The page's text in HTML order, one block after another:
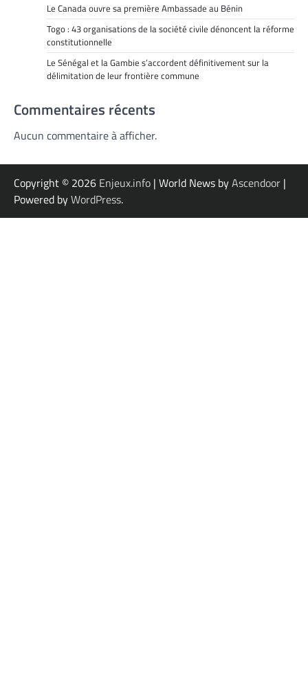
Le Canada ouvre sa première Ambassade au Bénin
Togo : 43 organisations de la société civile dénoncent la réforme
constitutionnelle
Le Sénégal et la Gambie s’accordent définitivement sur la
délimitation de leur frontière commune
Commentaires récents
Aucun commentaire à afficher.
Copyright © 2026 Enjeux.info | World News byAscendoor |
Powered byWordPress.